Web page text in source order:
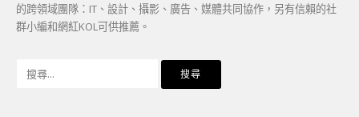
的跨領域團隊：IT、設計、攝影、廣告、媒體共同協作，另有信賴的社
群小編和網紅KOL可供推薦。